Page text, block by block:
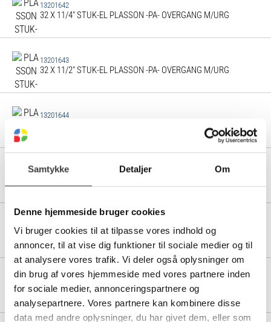
Samtykke Detaljer Om
Denne hjemmeside bruger cookies
Vi bruger cookies til at tilpasse vores indhold og
annoncer, til at vise dig funktioner til sociale medier og til
at analysere vores trafik. Vi deler også oplysninger om
din brug af vores hjemmeside med vores partnere inden
for sociale medier, annonceringspartnere og
analysepartnere. Vores partnere kan kombinere disse
data med andre oplysninger, du har givet dem, eller som
13201642
32 X 11/4" STUK-EL PLASSON -PA- OVERGANG M/URG
13201643
32 X 11/2" STUK-EL PLASSON -PA- OVERGANG M/URG
13201644
13201645
40 X 1" STUK-EL PLASSON -PA- OVERGANG M/URG
13201647
40 X 11/4" STUK-EL PLASSON -PA- OVERGANG M/URG